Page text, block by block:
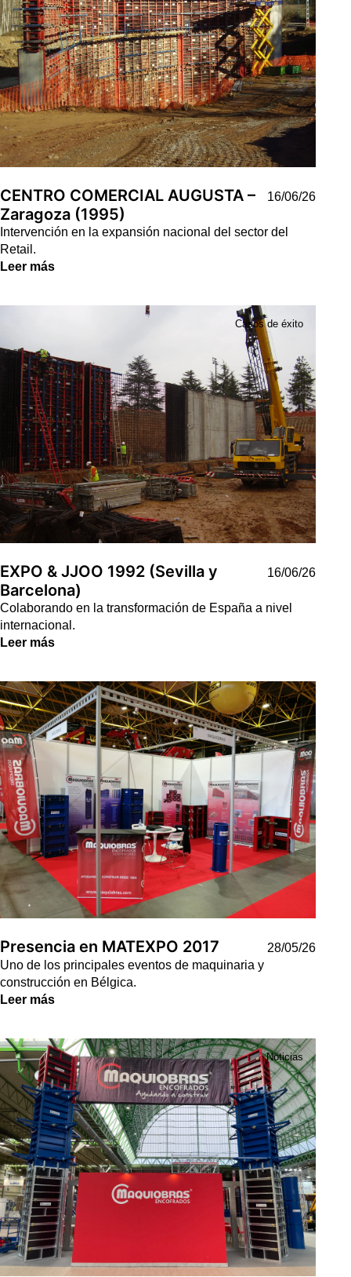
CENTRO COMERCIAL AUGUSTA –
Zaragoza (1995)
16/06/26
Intervención en la expansión nacional del sector del
Retail.
Leer más
Casos de éxito
EXPO & JJOO 1992 (Sevilla y
Barcelona)
16/06/26
Colaborando en la transformación de España a nivel
internacional.
Leer más
Noticias
Presencia en MATEXPO 2017
28/05/26
Uno de los principales eventos de maquinaria y
construcción en Bélgica.
Leer más
Noticias